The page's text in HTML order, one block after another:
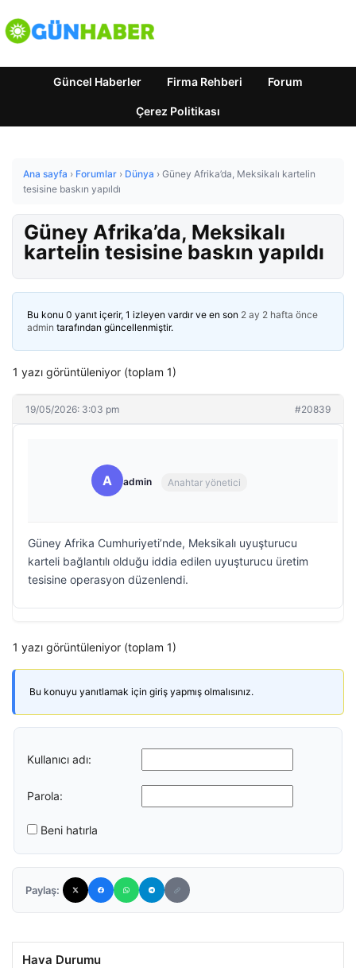
Güncel Haberler Firma Rehberi Forum
Çerez Politikası
Ana sayfa › Forumlar › Dünya › Güney Afrika’da, Meksikalı kartelin
tesisine baskın yapıldı
Güney Afrika’da, Meksikalı
kartelin tesisine baskın yapıldı
Bu konu 0 yanıt içerir, 1 izleyen vardır ve en son 2 ay 2 hafta önce
admin tarafından güncellenmiştir.
1 yazı görüntüleniyor (toplam 1)
19/05/2026: 3:03 pm #20839
A admin Anahtar yönetici
Güney Afrika Cumhuriyeti’nde, Meksikalı uyuşturucu
karteli bağlantılı olduğu iddia edilen uyuşturucu üretim
tesisine operasyon düzenlendi.
1 yazı görüntüleniyor (toplam 1)
Bu konuyu yanıtlamak için giriş yapmış olmalısınız.
Kullanıcı adı:
Parola:
Beni hatırla
Paylaş:
Hava Durumu